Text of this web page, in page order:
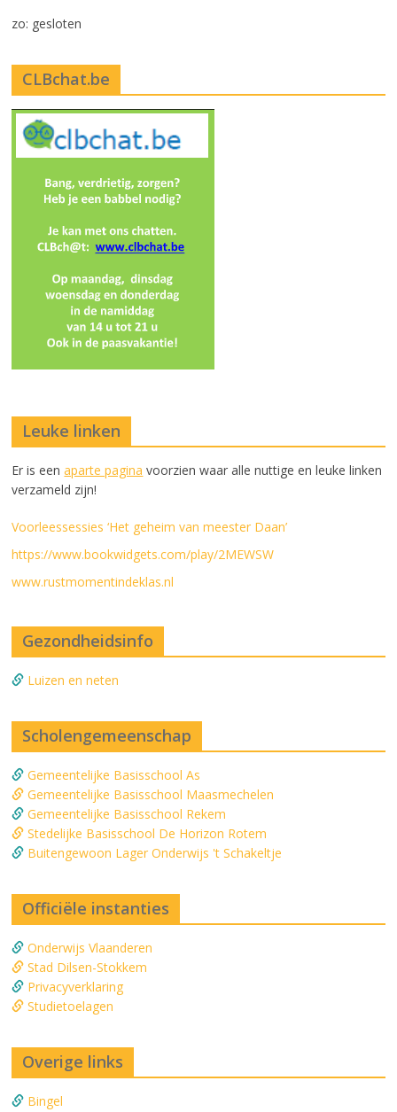
zo: gesloten
CLBchat.be
Leuke linken
Er is eenaparte pagina voorzien waar alle nuttige en leuke linken
verzameld zijn!
Voorleessessies ‘Het geheim van meester Daan’
https://www.bookwidgets.com/play/2MEWSW
www.rustmomentindeklas.nl
Gezondheidsinfo
Luizen en neten
Scholengemeenschap
Gemeentelijke Basisschool As
Gemeentelijke Basisschool Maasmechelen
Gemeentelijke Basisschool Rekem
Stedelijke Basisschool De Horizon Rotem
Buitengewoon Lager Onderwijs 't Schakeltje
Officiële instanties
Onderwijs Vlaanderen
Stad Dilsen-Stokkem
Privacyverklaring
Studietoelagen
Overige links
Bingel